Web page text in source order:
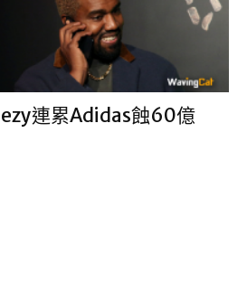
連累Adidas蝕60億